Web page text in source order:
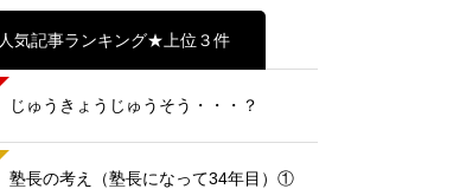
人気記事ランキング★上位３件
じゅうきょうじゅうそう・・・？
塾長の考え（塾長になって34年目）①